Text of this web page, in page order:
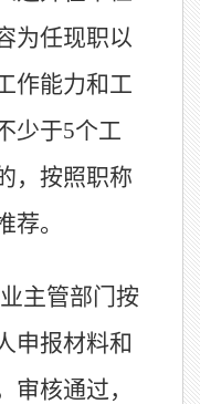
为任现职以
作能力和工
少于5个工
，按照职称
荐。
主管部门按
申报材料和
审核通过，